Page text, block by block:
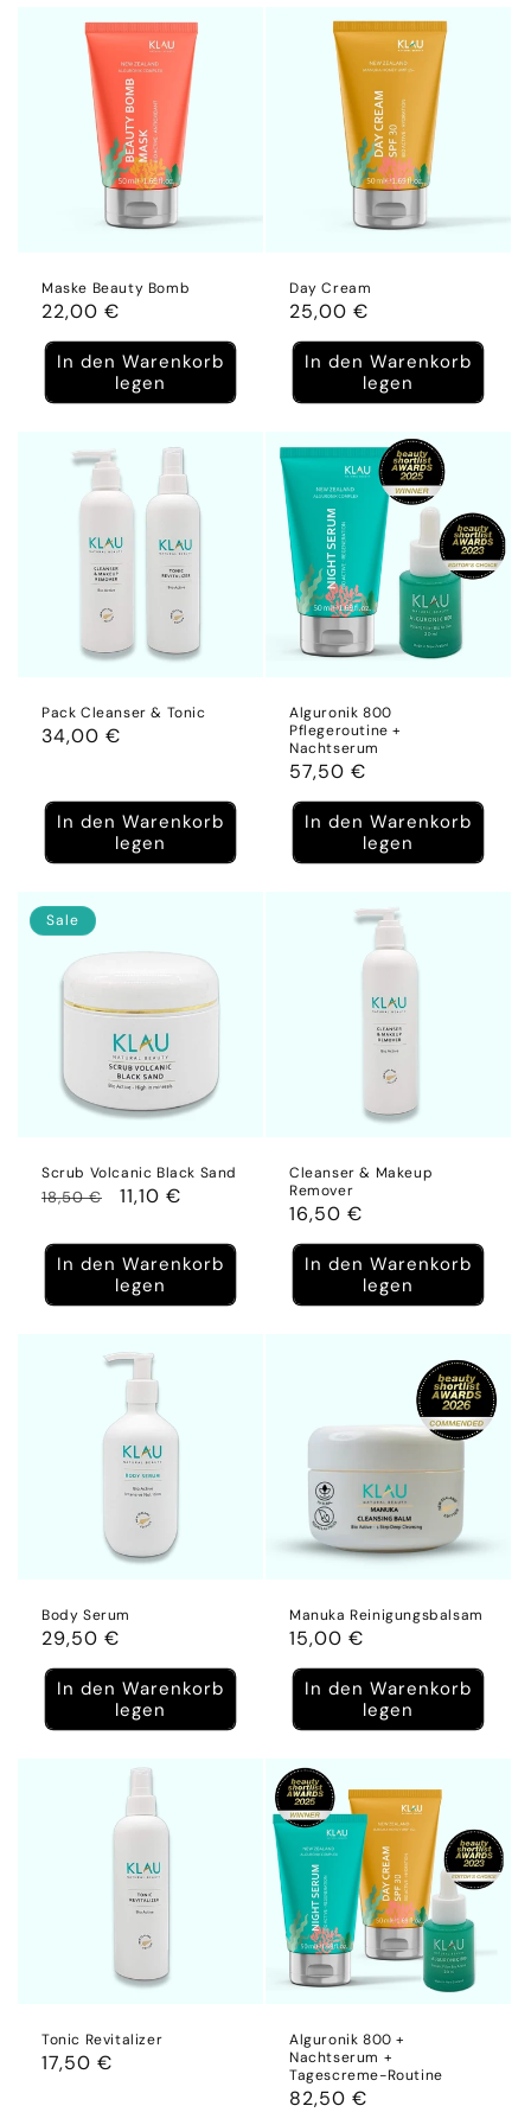
Maske Beauty Bomb
Normaler
Preis
22,00 €
In den Warenkorb
legen
Day Cream
Normaler
Preis
25,00 €
In den Warenkorb
legen
Pack Cleanser & Tonic
Normaler
34,00 €
In den Warenkorb
legen
Alguronik 800
Pflegeroutine +
Nachtserum
Normaler
Preis
57,50 €
In den Warenkorb
legen
Sale
Scrub Volcanic Black Sand
Normaler
18,50 € Verkaufspreis
11,10 €
In den Warenkorb
legen
Cleanser & Makeup
Remover
Normaler
Preis
16,50 €
In den Warenkorb
legen
Body Serum
Normaler
Preis
29,50 €
In den Warenkorb
legen
Manuka Reinigungsbalsam
Normaler
Preis
15,00 €
In den Warenkorb
legen
Tonic Revitalizer
Normaler
17,50 €
Alguronik 800 +
Nachtserum +
Tagescreme-Routine
Normaler
82,50 €